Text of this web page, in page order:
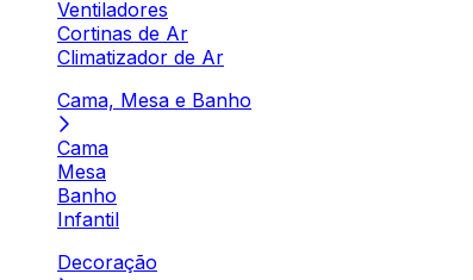
Ventiladores
Cortinas de Ar
Climatizador de Ar
Cama, Mesa e Banho
Cama
Mesa
Banho
Infantil
Decoração